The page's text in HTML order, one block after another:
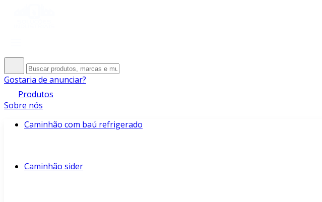
Gostaria de anunciar?
Produtos
Sobre nós
Caminhão com baú refrigerado
Caminhão sider